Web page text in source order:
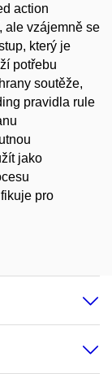
action
ale vzájemně se
který je
potřebu
soutěže,
pravidla rule
jako
pro